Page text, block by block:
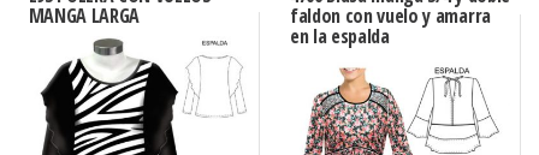
MANGA LARGA faldon con vuelo y amarra
en la espalda